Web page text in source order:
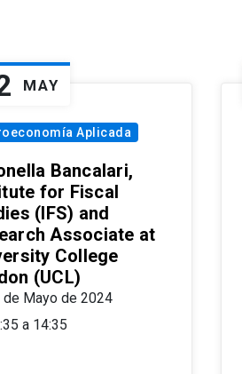
MAY
Aplicada
Bancalari,
for Fiscal
(IFS) and
Associate at
College
(UCL)
de Mayo de 2024
a 14:35